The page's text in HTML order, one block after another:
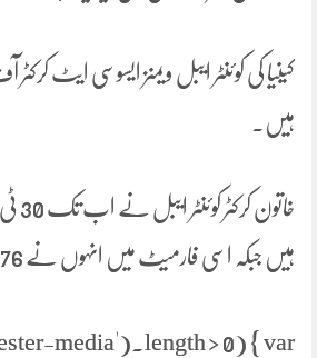
کینیا کی کوئنٹر ایبل ویمنز ایسوسی ایٹ کرکٹر
ہیں۔
ہیں جبکہ اسی فارمیٹ میں انہوں نے 476 رنز بھی بنائے ہیں۔
media').length > 0) { var